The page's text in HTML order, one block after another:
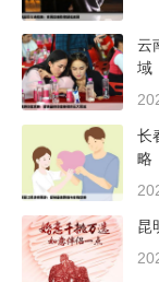
云
域
长
略
昆